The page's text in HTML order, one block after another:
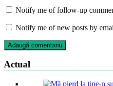
Notify me of follow-up
Notify me of new posts by
Actual